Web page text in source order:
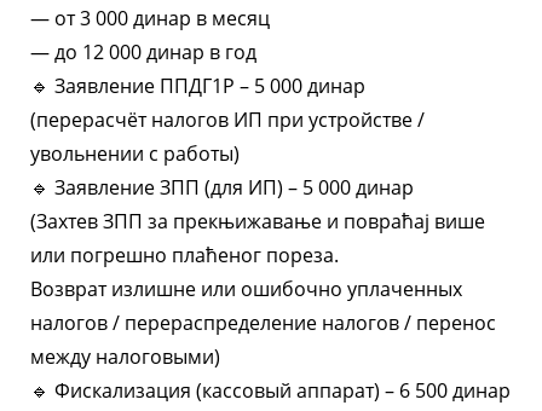
— от 3 000 динар в месяц
— до 12 000 динар в год
🔹 Заявление ППДГ1Р – 5 000 динар
(перерасчёт налогов ИП при устройстве /
увольнении с работы)
🔹 Заявление ЗПП (для ИП) – 5 000 динар
(Захтев ЗПП за прекњижавање и повраћај више
или погрешно плаћеног пореза.
Возврат излишне или ошибочно уплаченных
налогов / перераспределение налогов / перенос
между налоговыми)
🔹 Фискализация (кассовый аппарат) – 6 500 динар